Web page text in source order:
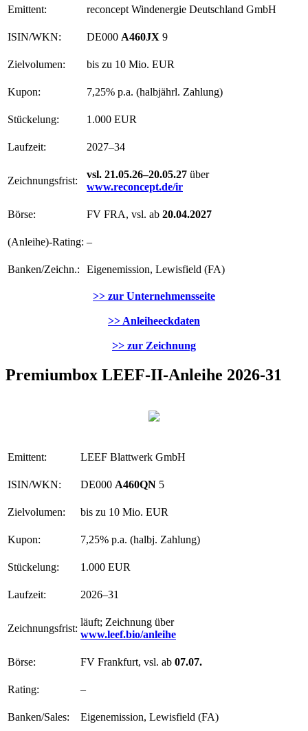
Emittent: reconcept Windenergie Deutschland GmbH
ISIN/WKN: DE000 A460JX 9
Zielvolumen: bis zu 10 Mio. EUR
Kupon: 7,25% p.a. (halbjährl. Zahlung)
Stückelung: 1.000 EUR
Laufzeit: 2027–34
Zeichnungsfrist:
vsl. 21.05.26–20.05.27 über
www.reconcept.de/ir
Börse: FV FRA, vsl. ab 20.04.2027
(Anleihe)-Rating: –
Banken/Zeichn.: Eigenemission, Lewisfield (FA)
>> zur Unternehmensseite
>> Anleiheeckdaten
>> zur Zeichnung
Premiumbox LEEF-II-Anleihe 2026-31
Emittent: LEEF Blattwerk GmbH
ISIN/WKN: DE000 A460QN 5
Zielvolumen: bis zu 10 Mio. EUR
Kupon: 7,25% p.a. (halbj. Zahlung)
Stückelung: 1.000 EUR
Laufzeit: 2026–31
Zeichnungsfrist:
läuft; Zeichnung über
www.leef.bio/anleihe
Börse: FV Frankfurt, vsl. ab 07.07.
Rating: –
Banken/Sales: Eigenemission, Lewisfield (FA)